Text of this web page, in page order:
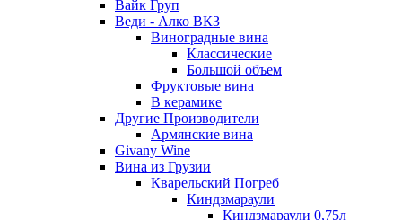
Вайк Груп
Веди - Алко ВКЗ
Виноградные вина
Классические
Большой объем
Фруктовые вина
В керамике
Другие Производители
Армянские вина
Givany Wine
Вина из Грузии
Кварельский Погреб
Киндзмараули
Киндзмараули 0,75л